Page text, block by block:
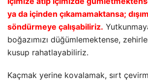
ya da içinden çıkamamaktansa;
söndürmeye çalışabiliriz.
boğazımızı düğümlemektense,
kusup rahatlayabiliriz.
Kaçmak yerine kovalamak, sırt